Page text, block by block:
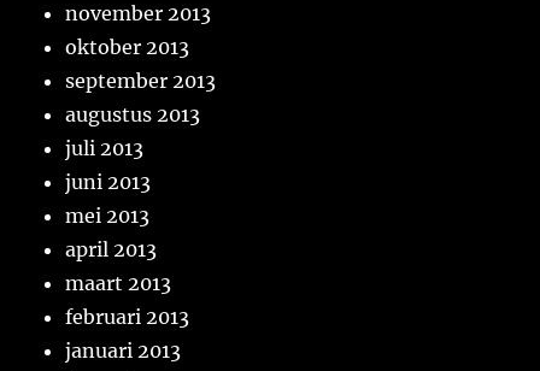
november 2013
oktober 2013
september 2013
augustus 2013
juli 2013
juni 2013
mei 2013
april 2013
maart 2013
februari 2013
januari 2013